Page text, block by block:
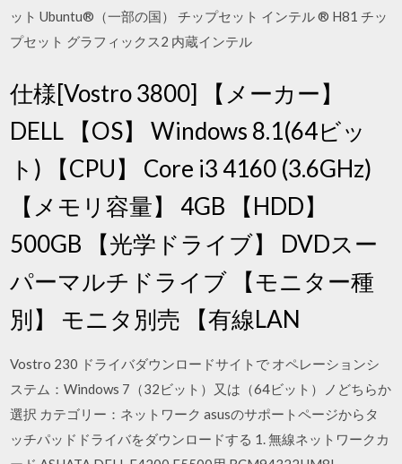
ット Ubuntu®（一部の国） チップセット インテル ® H81 チッ
プセット グラフィックス2 内蔵インテル
仕様[Vostro 3800] 【メーカー】
DELL 【OS】 Windows 8.1(64ビッ
ト) 【CPU】 Core i3 4160 (3.6GHz)
【メモリ容量】 4GB 【HDD】
500GB 【光学ドライブ】 DVDスー
パーマルチドライブ 【モニター種
別】 モニタ別売 【有線LAN
Vostro 230 ドライバダウンロードサイトで オペレーションシ
ステム：Windows 7（32ビット）又は（64ビット）ノどちらか
選択 カテゴリー：ネットワーク asusのサポートページからタ
ッチパッドドライバをダウンロードする 1. 無線ネットワークカ